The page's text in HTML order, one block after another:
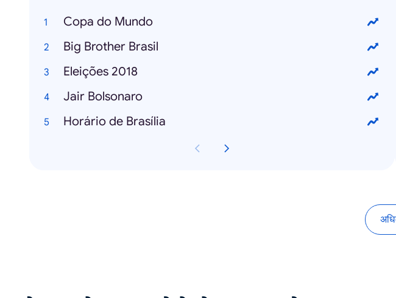
Copa do Mundo
Big Brother Brasil
Eleições 2018
Jair Bolsonaro
Horário de Brasília